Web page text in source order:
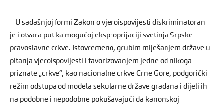
– U sadašnjoj formi Zakon o vjeroispovijesti diskriminatoran
je i otvara put ka mogućoj eksproprijaciji svetinja Srpske
pravoslavne crkve. Istovremeno, grubim miješanjem države u
pitanja vjeroispovijesti i favorizovanjem jedne od nikoga
priznate „crkve“, kao nacionalne crkve Crne Gore, podgorički
režim odstupa od modela sekularne države građana i dijeli ih
na podobne i nepodobne pokušavajući da kanonskoj